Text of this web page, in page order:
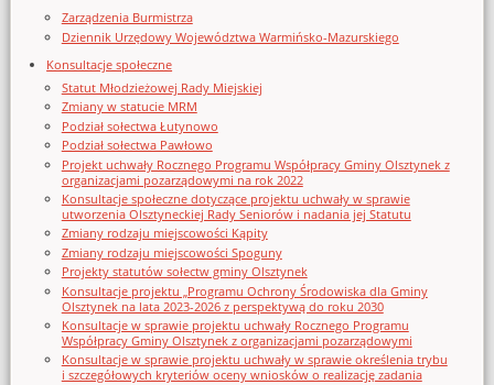
Zarządzenia Burmistrza
Dziennik Urzędowy Województwa Warmińsko-Mazurskiego
Konsultacje społeczne
Statut Młodzieżowej Rady Miejskiej
Zmiany w statucie MRM
Podział sołectwa Łutynowo
Podział sołectwa Pawłowo
Projekt uchwały Rocznego Programu Współpracy Gminy Olsztynek z
organizacjami pozarządowymi na rok 2022
Konsultacje społeczne dotyczące projektu uchwały w sprawie
utworzenia Olsztyneckiej Rady Seniorów i nadania jej Statutu
Zmiany rodzaju miejscowości Kąpity
Zmiany rodzaju miejscowości Spoguny
Projekty statutów sołectw gminy Olsztynek
Konsultacje projektu „Programu Ochrony Środowiska dla Gminy
Olsztynek na lata 2023-2026 z perspektywą do roku 2030
Konsultacje w sprawie projektu uchwały Rocznego Programu
Współpracy Gminy Olsztynek z organizacjami pozarządowymi
Konsultacje w sprawie projektu uchwały w sprawie określenia trybu
i szczegółowych kryteriów oceny wniosków o realizację zadania